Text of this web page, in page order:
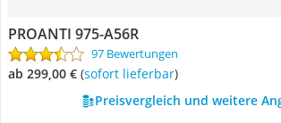
PROANTI 975-A56R
97 Bewertungen
ab 299,00 € ( Sofort lieferbar)
Preisvergleich und weitere